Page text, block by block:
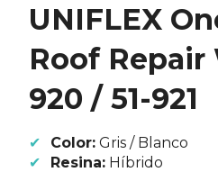
UNIFLEX
Roof Repair
920 / 51-921
Color: Gris / Blanco
Resina: Híbrido